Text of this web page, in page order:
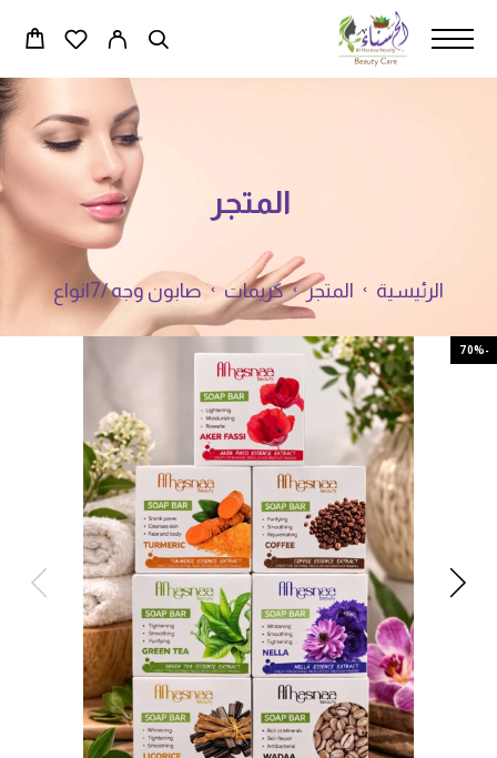
المتجر
الرئيسية المتجر كريمات صابون وجه /7انواع
-70%